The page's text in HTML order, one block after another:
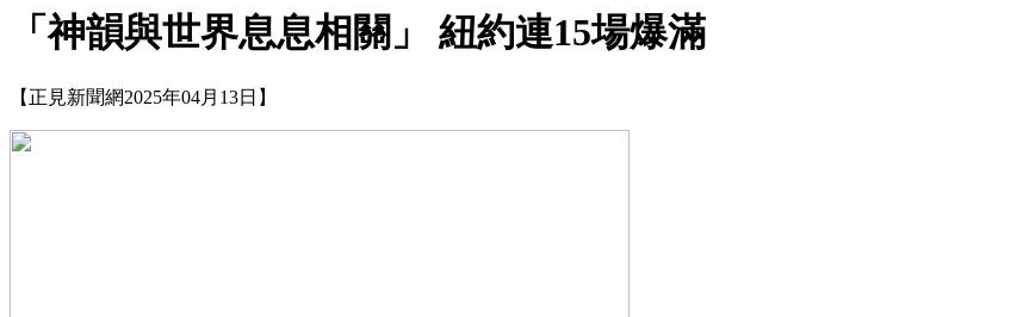
「神韻與世界息息相關」 紐約連15場爆滿
【正見新聞網2025年04月13日】